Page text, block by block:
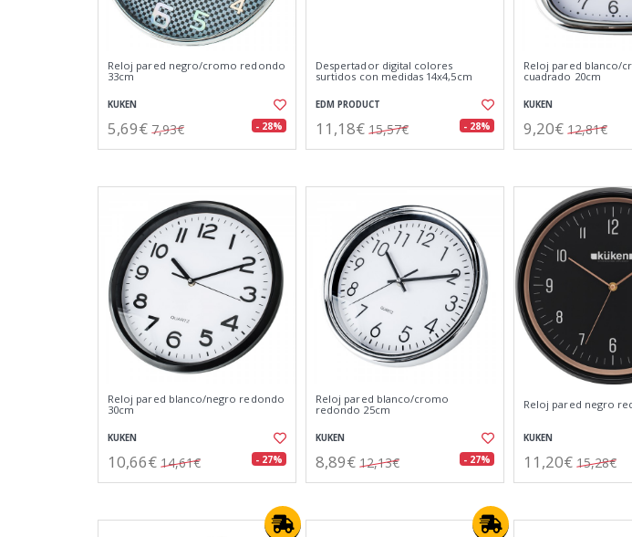
Reloj pared negro/cromo redondo
33cm
KUKEN
5,69€ 7,93€ - 28%
Despertador digital colores
surtidos con medidas 14x4,5cm
EDM PRODUCT
11,18€ 15,57€ - 28%
Reloj pared blanco/
cuadrado 20cm
KUKEN
9,20€ 12,81€
Reloj pared blanco/negro redondo
30cm
KUKEN
10,66€ 14,61€ - 27%
Reloj pared blanco/cromo
redondo 25cm
KUKEN
8,89€ 12,13€ - 27%
Reloj pared negro
KUKEN
11,20€ 15,28€